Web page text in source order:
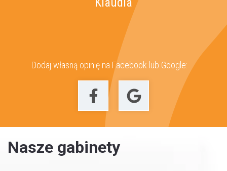
Dodaj własną opinię na Facebook lub Google:
Nasze gabinety